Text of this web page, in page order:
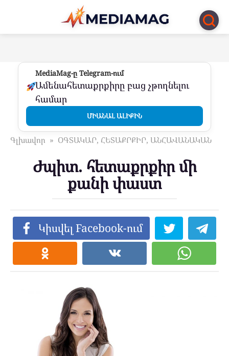
Перейти
контенту
MediaMag-ը Telegram-ում
Ամենահետաքրքիրը բաց չթողնելու
համար
ՄԻԱՆԱԼ ԱԼԻՔԻՆ
Գլխավոր » ՕԳՏԱԿԱՐ, ՀԵՏԱՔՐՔԻՐ, ԱՆՀԱՎԱՆԱԿԱՆ
Ժպիտ. հետաքրքիր մի
քանի փաստ
Կիսվել Facebook-ում